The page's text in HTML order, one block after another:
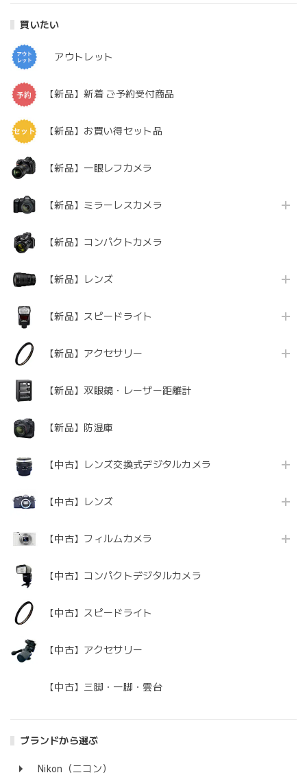
買いたい
アウトレット
【新品】新着 ご予約受付商品
【新品】お買い得セット品
【新品】一眼レフカメラ
【新品】ミラーレスカメラ
【新品】コンパクトカメラ
【新品】レンズ
【新品】スピードライト
【新品】アクセサリー
【新品】双眼鏡・レーザー距離計
【新品】防湿庫
【中古】レンズ交換式デジタルカメラ
【中古】レンズ
【中古】フィルムカメラ
【中古】コンパクトデジタルカメラ
【中古】スピードライト
【中古】アクセサリー
【中古】三脚・一脚・雲台
ブランドから選ぶ
Nikon（ニコン）